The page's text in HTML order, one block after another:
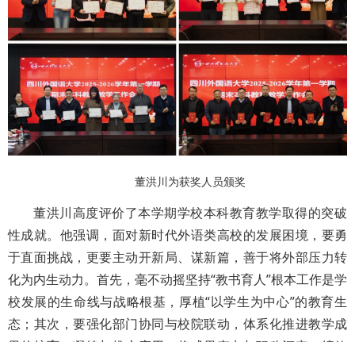
董洪川为获奖人员颁奖
董洪川高度评价了本学期学校本科教育教学取得的突破
性成就。他强调，面对新时代外语类高校的发展困境，要勇
于直面挑战，更要主动开新局、谋新篇，善于将外部压力转
化为内生动力。首先，毫不动摇坚持“教书育人”根本工作是学
校发展的生命线与战略根基，厚植“以学生为中心”的教育生
态；其次，要强化部门协同与校院联动，体系化推进教学成